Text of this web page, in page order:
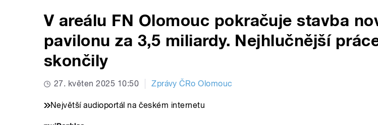
V areálu FN Olomouc pokračuje stavba
pavilonu za 3,5 miliardy. Nejhlučnější
skončily
27. květen 2025 10:50 Zprávy ČRo Olomouc
Největší audioportál na českém internetu